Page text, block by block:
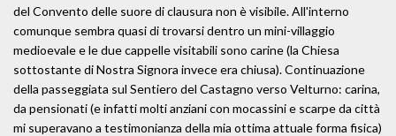
del Convento delle suore di clausura non è visibile. All'interno
comunque sembra quasi di trovarsi dentro un mini-villaggio
medioevale e le due cappelle visitabili sono carine (la Chiesa
sottostante di Nostra Signora invece era chiusa). Continuazione
della passeggiata sul Sentiero del Castagno verso Velturno: carina,
da pensionati (e infatti molti anziani con mocassini e scarpe da città
mi superavano a testimonianza della mia ottima attuale forma fisica)